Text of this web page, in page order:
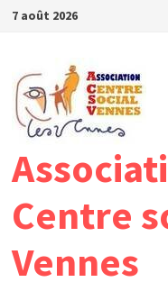
Passer
7 août 2026
Centre
Vennes